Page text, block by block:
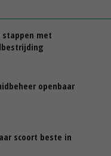
met
openbaar
scoort beste in